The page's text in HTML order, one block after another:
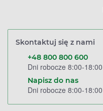
Skontaktuj się z nami
+48 800 800 600
Dni robocze 8:00-18:00
Napisz do nas
Dni robocze 8:00-18:00